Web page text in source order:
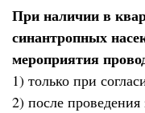
При наличии в
синантропных
мероприятия
1) только при
2) после